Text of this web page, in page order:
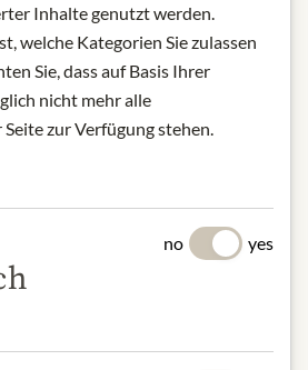
POPIS
15% vol.
200ml
Prinz GmbH;
5573 82203 / eMail:
von der Abbildung
Inhalte genutzt werden.
welche Kategorien Sie zulassen
Sie, dass auf Basis Ihrer
nicht mehr alle
zur Verfügung stehen.
no yes